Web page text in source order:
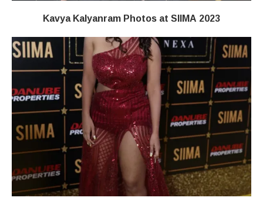
Kavya Kalyanram Photos at SIIMA 2023